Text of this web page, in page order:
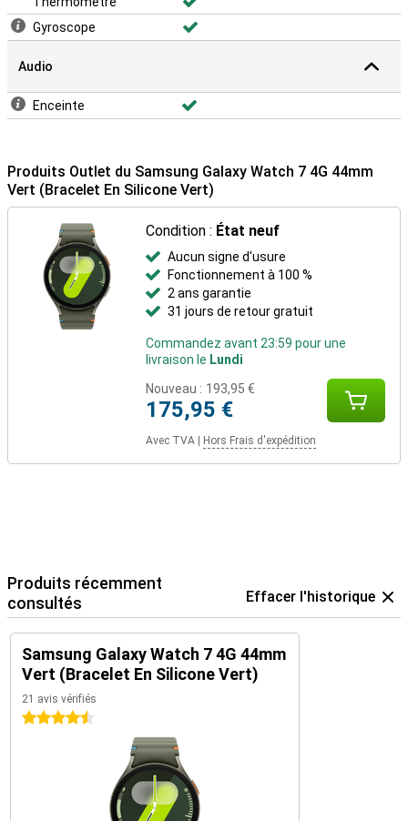
Gyroscope
Audio
Enceinte
Produits Outlet du Samsung Galaxy Watch 7 4G 44mm
Vert (Bracelet En Silicone Vert)
Condition : État neuf
Aucun signe d'usure
Fonctionnement à 100 %
2 ans garantie
31 jours de retour gratuit
Commandez avant 23:59 pour une
livraison le Lundi
Nouveau : 193,95 €
175,95 €
Avec TVA Hors Frais d'expédition
Produits récemment
consultés
Effacer l'historique
Samsung Galaxy Watch 7 4G 44mm
Vert (Bracelet En Silicone Vert)
21 avis vérifiés
4.5 étoiles